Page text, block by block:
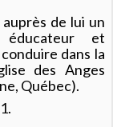
de lui un
éducateur et
dans la
des Anges
Québec).